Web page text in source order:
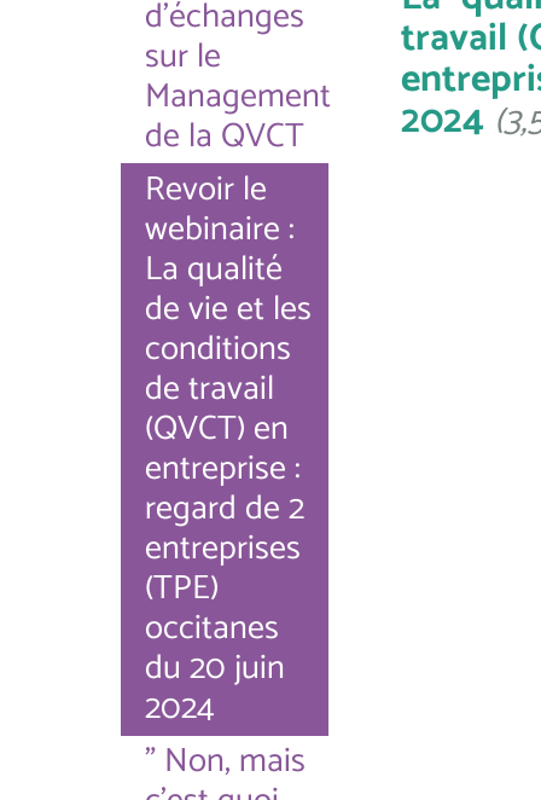
d'échanges
sur le
Management
de la QVCT
Revoir le
webinaire :
La qualité
de vie et les
conditions
de travail
(QVCT) en
entreprise :
regard de 2
entreprises
(TPE)
occitanes
du 20 juin
2024
" Non, mais
travail
2024